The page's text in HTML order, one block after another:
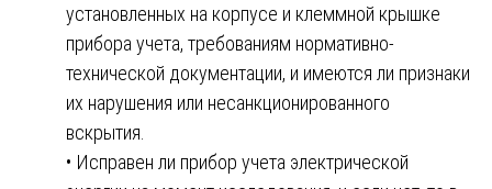
установленных на корпусе и клеммной крышке
прибора учета, требованиям нормативно-
технической документации, и имеются ли признаки
их нарушения или несанкционированного
вскрытия.
• Исправен ли прибор учета электрической